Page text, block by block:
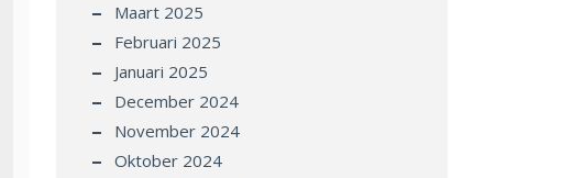
Maart 2025
Februari 2025
Januari 2025
December 2024
November 2024
Oktober 2024